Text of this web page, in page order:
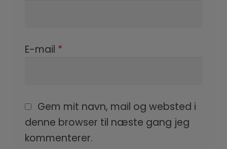
E-mail *
Gem mit navn, mail og websted i
denne browser til næste gang jeg
kommenterer.